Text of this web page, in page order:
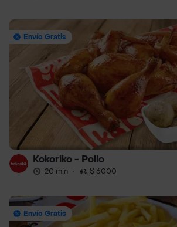
Envío Gratis
Kokoriko - Pollo
20 min · $ 6000
Envío Gratis